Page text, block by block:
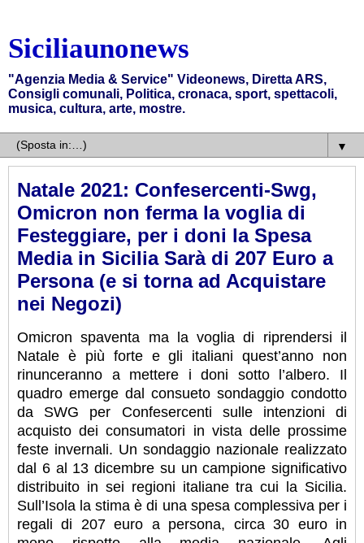
Siciliaunonews
"Agenzia Media & Service" Videonews, Diretta ARS,
Consigli comunali, Politica, cronaca, sport, spettacoli,
musica, cultura, arte, mostre.
▼
Natale 2021: Confesercenti-Swg,
Omicron non ferma la voglia di
Festeggiare, per i doni la Spesa
Media in Sicilia Sarà di 207 Euro a
Persona (e si torna ad Acquistare
nei Negozi)
Omicron spaventa ma la voglia di riprendersi il
Natale è più forte e gli italiani quest’anno non
rinunceranno a mettere i doni sotto l’albero. Il
quadro emerge dal consueto sondaggio condotto
da SWG per Confesercenti sulle intenzioni di
acquisto dei consumatori in vista delle prossime
feste invernali. Un sondaggio nazionale realizzato
dal 6 al 13 dicembre su un campione significativo
distribuito in sei regioni italiane tra cui la Sicilia.
Sull’Isola la stima è di una spesa complessiva per i
regali di 207 euro a persona, circa 30 euro in